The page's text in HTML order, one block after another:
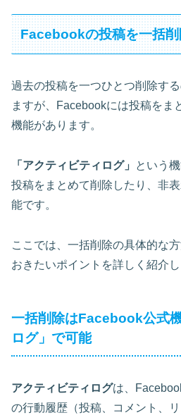
Facebookの投稿を一括
過去の投稿を一つひとつ削除す
ますが、Facebookには投稿をま
機能があります。
「アクティビティログ」
という
投稿をまとめて削除したり、非
能です。
ここでは、一括削除の具体的な
おきたいポイントを詳しく紹介し
一括削除はFacebook公式
ログ」で可能
アクティビティログは、
の行動履歴（投稿、コメント、